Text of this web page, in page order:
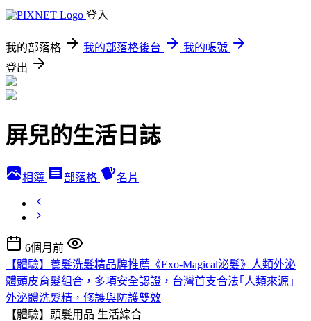
登入
我的部落格 我的部落格後台
我的帳號
登出
屏兒的生活日誌
相簿 部落格 名片
6個月前
【體驗】養髮洗髮精品牌推薦《Exo-Magical泌髮》人類外泌
體頭皮育髮組合，多項安全認證，台灣首支合法｢人類來源」
外泌體洗髮精，修護與防護雙效
【體驗】頭髮用品 生活綜合